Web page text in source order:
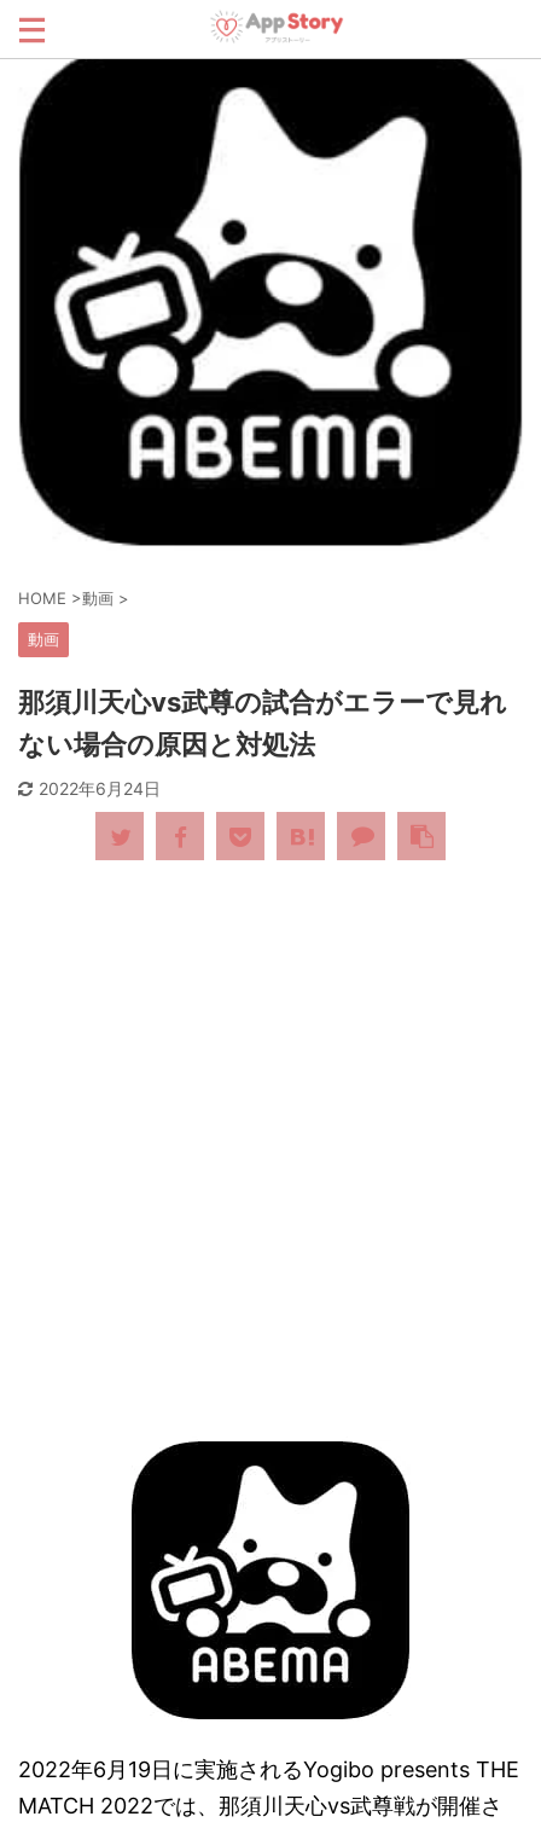
HOME >動画 >
動画
那須川天心vs武尊の試合がエラーで見れ
ない場合の原因と対処法
2022年6月24日
2022年6月19日に実施されるYogibo presents THE
MATCH 2022では、那須川天心vs武尊戦が開催さ